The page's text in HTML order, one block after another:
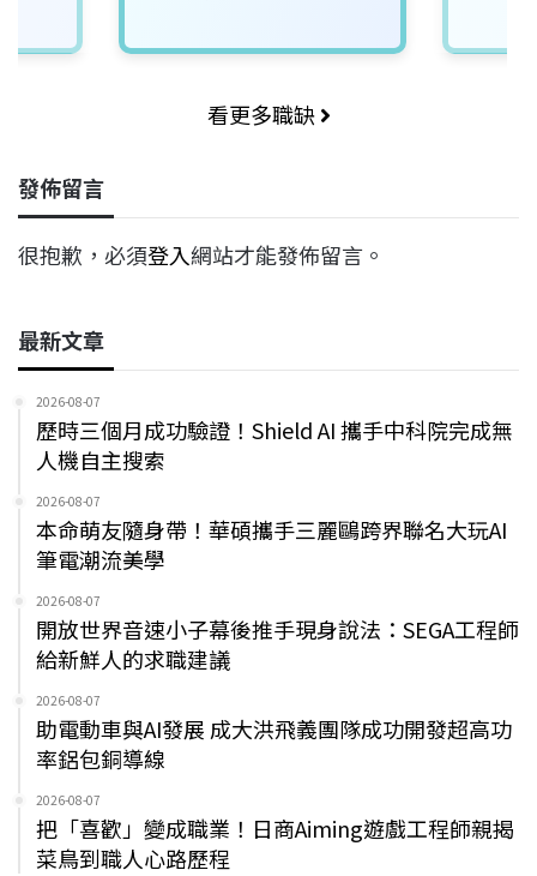
看更多職缺
發佈留言
很抱歉，必須登入網站才能發佈留言。
最新文章
2026-08-07
歷時三個月成功驗證！Shield AI 攜手中科院完成無
人機自主搜索
2026-08-07
本命萌友隨身帶！華碩攜手三麗鷗跨界聯名大玩AI
筆電潮流美學
2026-08-07
開放世界音速小子幕後推手現身說法：SEGA工程師
給新鮮人的求職建議
2026-08-07
助電動車與AI發展 成大洪飛義團隊成功開發超高功
率鋁包銅導線
2026-08-07
把「喜歡」變成職業！日商Aiming遊戲工程師親揭
菜鳥到職人心路歷程